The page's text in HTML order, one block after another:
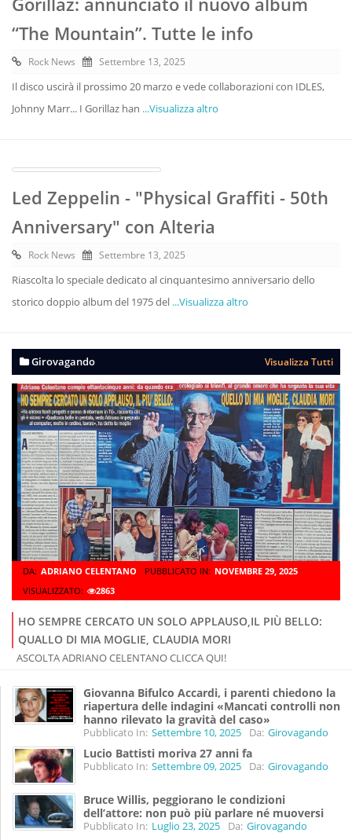
“The Mountain”. Tutte le info
Rock News Settembre 13, 2025
Il disco uscirà il prossimo 20 marzo e vede collaborazioni con IDLES,
Johnny Marr... I Gorillaz han ...Visualizza altro
Led Zeppelin - "Physical Graffiti - 50th
Anniversary" con Alteria
Rock News Settembre 13, 2025
Riascolta lo speciale dedicato al cinquantesimo anniversario dello
storico doppio album del 1975 del ...Visualizza altro
Girovagando Visualizza Tutti
DA: ADRIANO CELENTANO PUBBLICATO IN: NOVEMBRE 29, 2025
VISUALIZZATO:
2863
HO SEMPRE CERCATO UN SOLO APPLAUSO,IL PIÙ BELLO:
QUALLO DI MIA MOGLIE, CLAUDIA MORI
ASCOLTA ADRIANO CELENTANO CLICCA QUI!
Giovanna Bifulco Accardi, i parenti chiedono la
riapertura delle indagini «Mancati controlli non
hanno rilevato la gravità del caso»
Pubblicato In: Settembre 10, 2025 Da: Girovagando
Lucio Battisti moriva 27 anni fa
Pubblicato In: Settembre 09, 2025 Da: Girovagando
Bruce Willis, peggiorano le condizioni
dell’attore: non può più parlare né muoversi
Pubblicato In: Luglio 23, 2025 Da: Girovagando